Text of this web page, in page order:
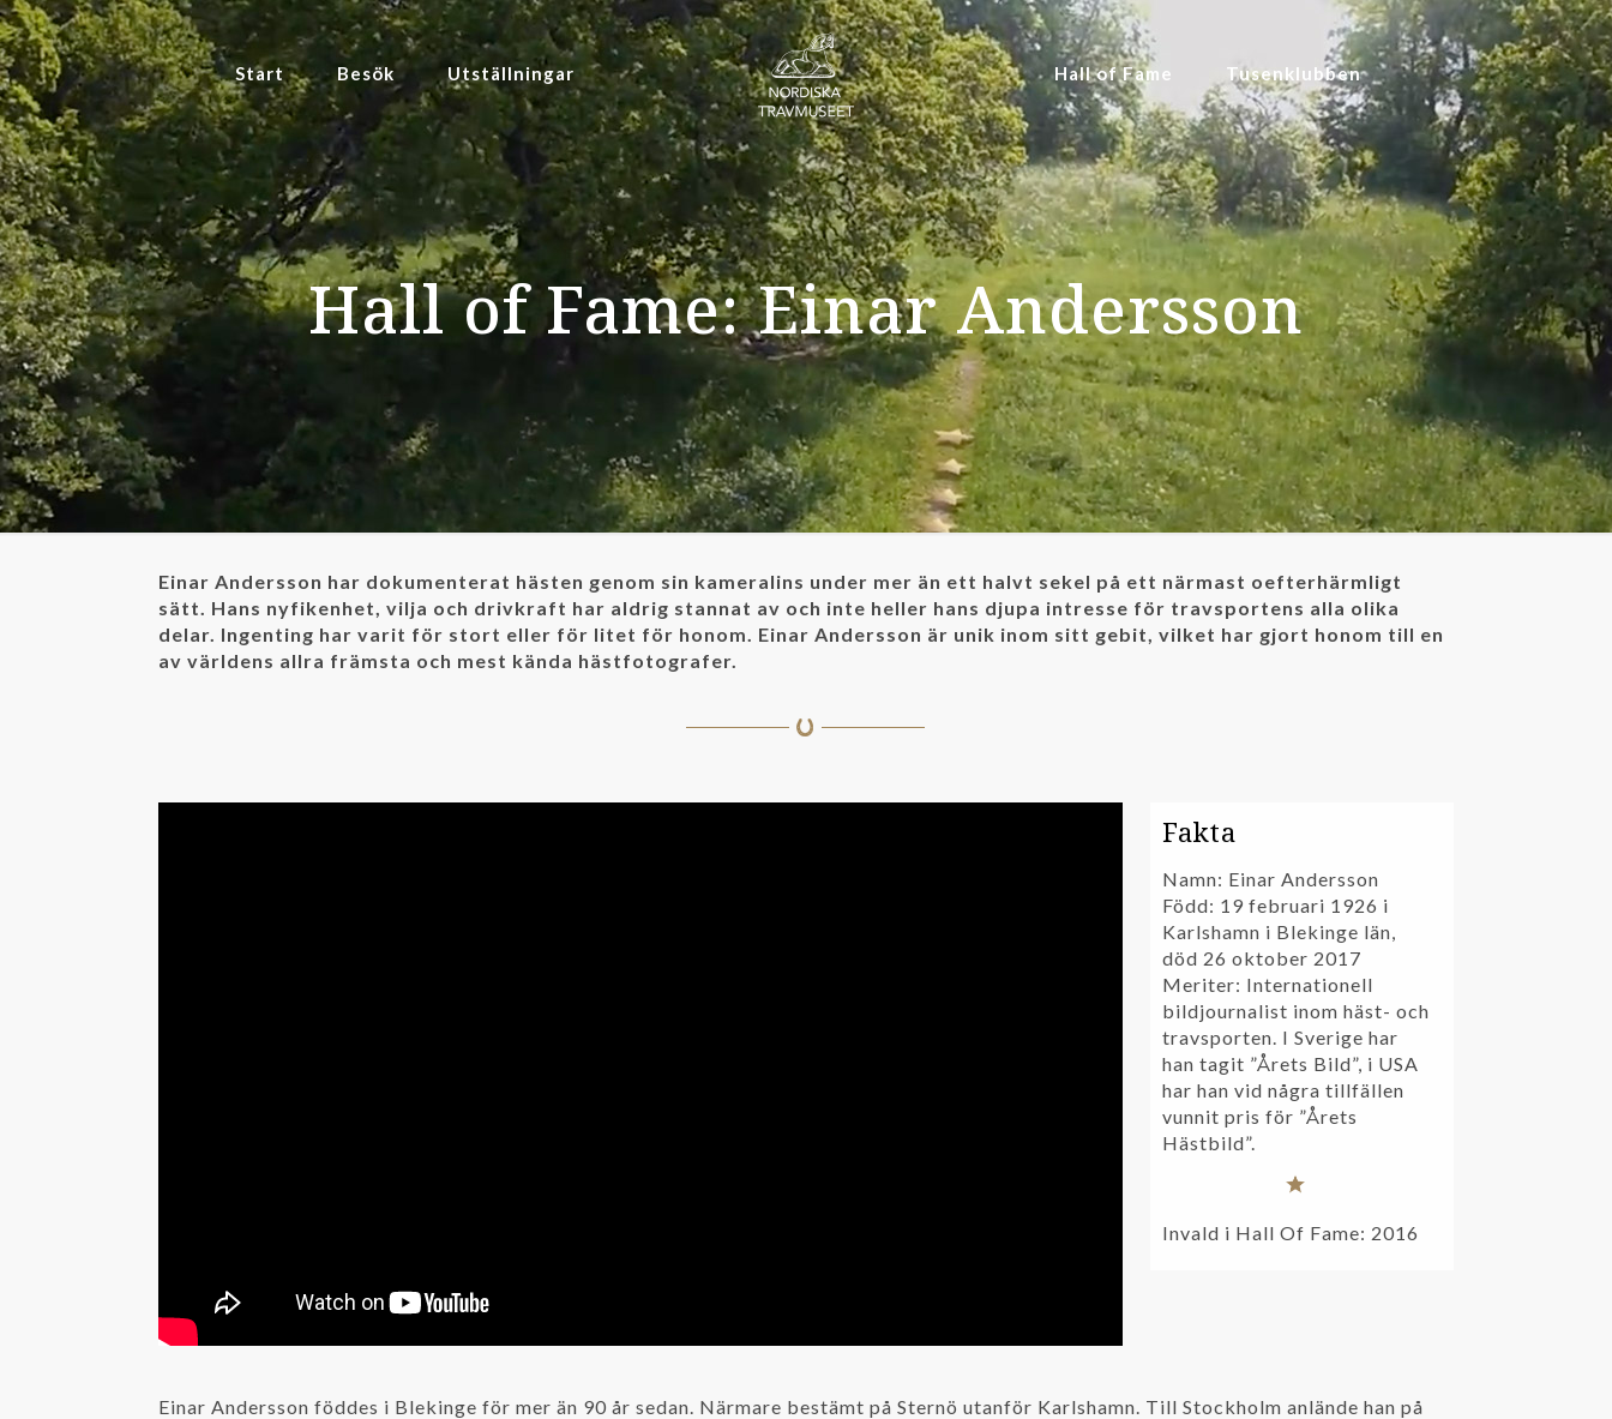
Start Besök Utställningar Hall of Fame Tusenklubben
Hall of Fame: Einar Andersson
Einar Andersson har dokumenterat hästen genom sin kameralins under mer än ett halvt sekel på ett närmast oefterhärmligt
sätt. Hans nyfikenhet, vilja och drivkraft har aldrig stannat av och inte heller hans djupa intresse för travsportens alla olika
delar. Ingenting har varit för stort eller för litet för honom. Einar Andersson är unik inom sitt gebit, vilket har gjort honom till en
av världens allra främsta och mest kända hästfotografer.
Fakta
Namn: Einar Andersson
Född: 19 februari 1926 i
Karlshamn i Blekinge län,
död 26 oktober 2017
Meriter: Internationell
bildjournalist inom häst- och
travsporten. I Sverige har
han tagit ”Årets Bild”, i USA
har han vid några tillfällen
vunnit pris för ”Årets
Hästbild”.
Invald i Hall Of Fame: 2016
Einar Andersson föddes i Blekinge för mer än 90 år sedan. Närmare bestämt på Sternö utanför Karlshamn. Till Stockholm anlände han på